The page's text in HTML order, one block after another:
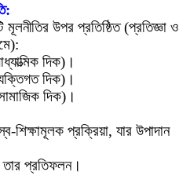
মূলনীতির উপর প্রতিষ্ঠিত (প্রতিজ্ঞা ও
দিক)।
দিক)।
দিক)।
শিক্ষামূলক প্রক্রিয়া, যার উপাদান
তার প্রতিফলন।